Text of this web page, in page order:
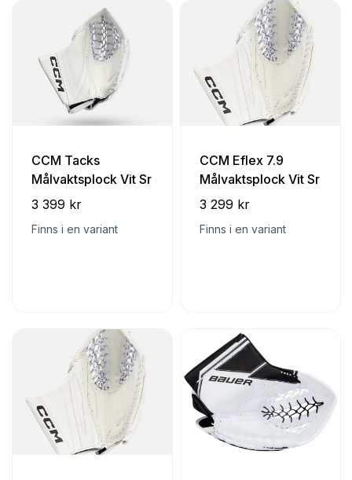
CCM Tacks
Målvaktsplock Vit Sr
3 399 kr
Finns i en variant
CCM Eflex 7.9
Målvaktsplock Vit Sr
3 299 kr
Finns i en variant